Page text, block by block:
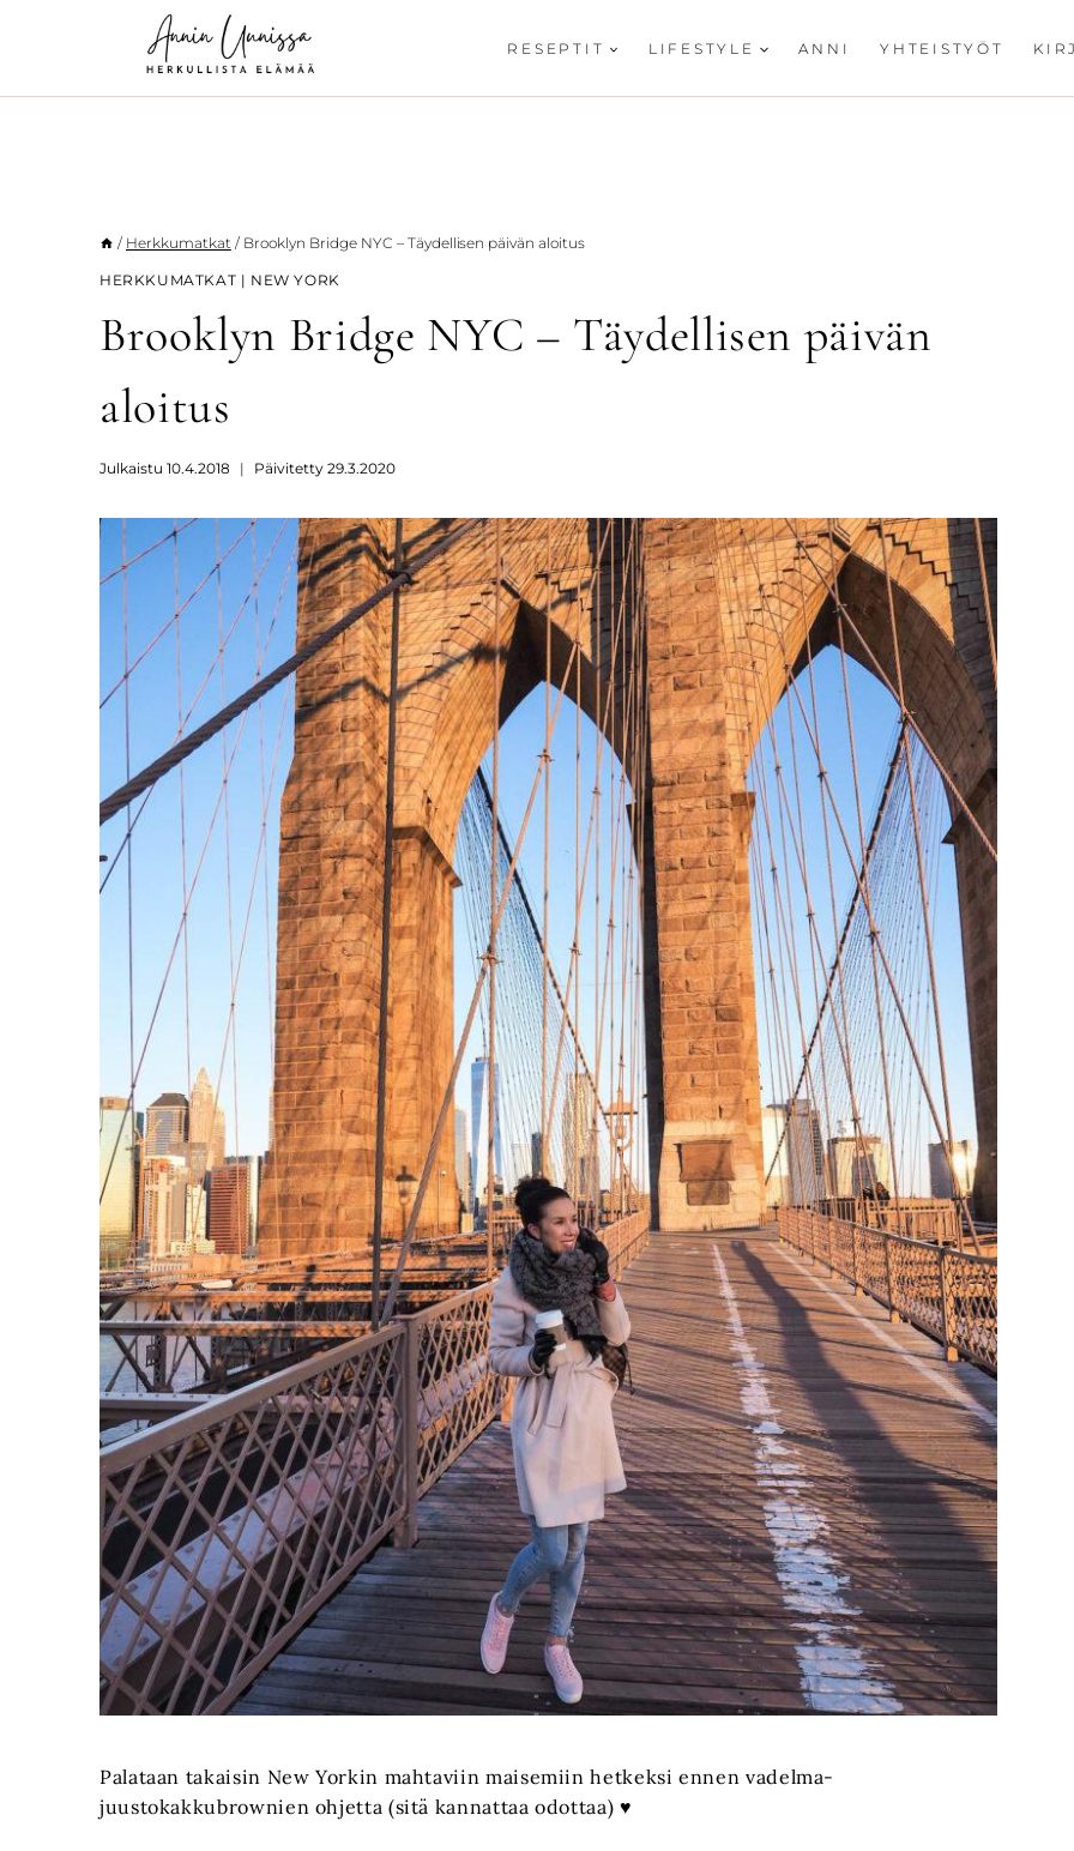
RESEPTIT LIFESTYLE ANNI YHTEISTYÖT
/ Herkkumatkat / Brooklyn Bridge NYC – Täydellisen päivän aloitus
HERKKUMATKAT | NEW YORK
Brooklyn Bridge NYC – Täydellisen päivän
aloitus
Julkaistu 10.4.2018 Päivitetty 29.3.2020
Palataan takaisin New Yorkin mahtaviin maisemiin hetkeksi ennen vadelma-
juustokakkubrownien ohjetta (sitä kannattaa odottaa) ♥